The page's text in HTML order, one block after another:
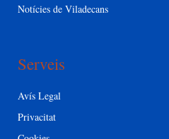
Notícies de Viladecans
Serveis
Avís Legal
Privacitat